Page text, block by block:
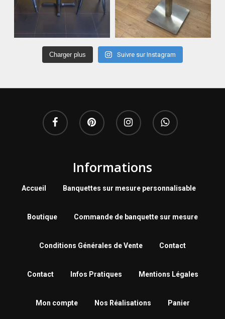
Charger plus Suivre sur Instagram
Informations
Accueil Banquettes sur mesure personnalisable
Boutique Commande de banquette sur mesure
Conditions Générales de Vente Contact
Contact Infos Pratiques Mentions Légales
Mon compte Nos Réalisations Panier